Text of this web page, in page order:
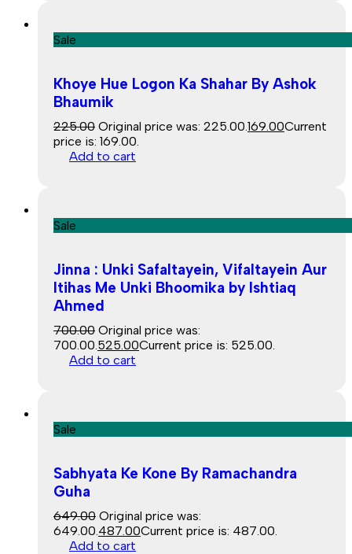
Sale
Khoye Hue Logon Ka Shahar By Ashok
Bhaumik
225.00 Original price was: ₹225.00. 169.00Current
price is: ₹169.00.
Add to cart
Sale
Jinna : Unki Safaltayein, Vifaltayein Aur
Itihas Me Unki Bhoomika by Ishtiaq
Ahmed
700.00 Original price was:
₹700.00. 525.00Current price is: ₹525.00.
Add to cart
Sale
Sabhyata Ke Kone By Ramachandra
Guha
649.00 Original price was:
₹649.00. 487.00Current price is: ₹487.00.
Add to cart